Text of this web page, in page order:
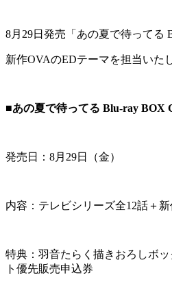
8月29日発売「あの夏で待ってる
新作OVAのEDテーマを担当いた
■あの夏で待ってる Blu-ray BOX
発売日：8月29日（金）
内容：テレビシリーズ全12話＋
特典：羽音たらく描きおろしボ
ト優先販売申込券